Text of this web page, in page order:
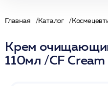
Главная Каталог
Крем
110мл /CF